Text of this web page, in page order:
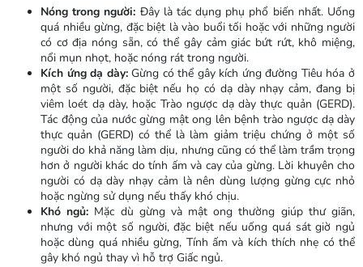
Nóng trong người: Đây là tác dụng phụ phổ biến nhất. Uống
quá nhiều gừng, đặc biệt là vào buổi tối hoặc với những người
có cơ địa nóng sẵn, có thể gây cảm giác bứt rứt, khô miệng,
nổi mụn nhọt, hoặc nóng rát trong người.
Kích ứng dạ dày:Gừng có thể gây kích ứng đường Tiêu hóa ở
một số người, đặc biệt nếu họ có dạ dày nhạy cảm, đang bị
viêm loét dạ dày, hoặc Trào ngược dạ dày thực quản (GERD).
Tác động của nước gừng mật ong lên bệnh trào ngược dạ dày
thực quản (GERD) có thể là làm giảm triệu chứng ở một số
người do khả năng làm dịu, nhưng cũng có thể làm trầm trọng
hơn ở người khác do tính ấm và cay của gừng. Lời khuyên cho
người có dạ dày nhạy cảm là nên dùng lượng gừng cực nhỏ
hoặc ngừng sử dụng nếu thấy khó chịu.
Khó ngủ: Mặc dù gừng và mật ong thường giúp thư giãn,
nhưng với một số người, đặc biệt nếu uống quá sát giờ ngủ
hoặc dùng quá nhiều gừng, Tính ấm và kích thích nhẹ có thể
gây khó ngủ thay vì hỗ trợ Giấc ngủ.